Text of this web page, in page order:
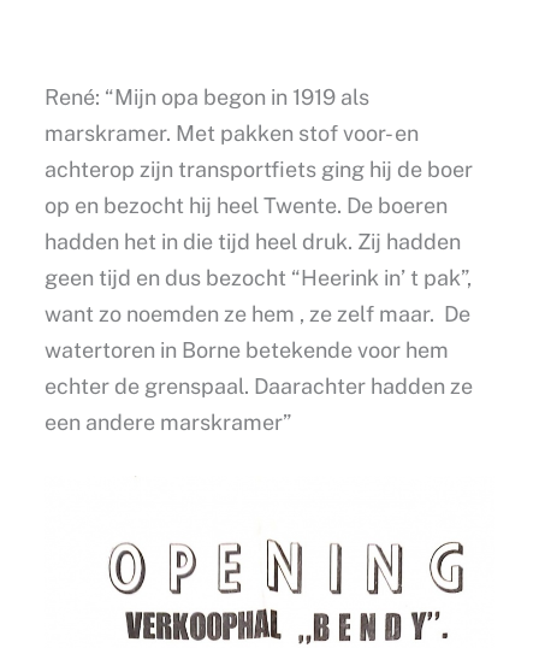
René: “Mijn opa begon in 1919 als
marskramer. Met pakken stof voor- en
achterop zijn transportfiets ging hij de boer
op en bezocht hij heel Twente. De boeren
hadden het in die tijd heel druk. Zij hadden
geen tijd en dus bezocht “Heerink in’ t pak”,
want zo noemden ze hem , ze zelf maar. De
watertoren in Borne betekende voor hem
echter de grenspaal. Daarachter hadden ze
een andere marskramer”